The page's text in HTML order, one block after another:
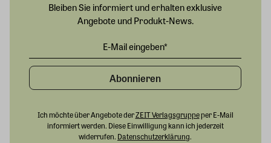
Bleiben Sie informiert und erhalten exklusive
Angebote und Produkt-News.
Abonnieren
Ich möchte über Angebote derZEIT Verlagsgruppeper E-Mail
informiert werden. Diese Einwilligung kann ich jederzeit
widerrufen. Datenschutzerklärung.